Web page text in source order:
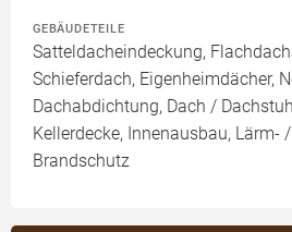
GEBÄUDETEILE
Satteldacheindeckung,
Schieferdach, Eigenheimdächer,
Dachabdichtung, Dach /
Kellerdecke, Innenausbau, Lärm-
Brandschutz